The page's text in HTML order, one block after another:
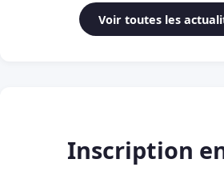
Voir toutes les
Inscription